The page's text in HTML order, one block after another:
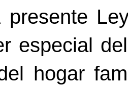
presente
especial
hogar